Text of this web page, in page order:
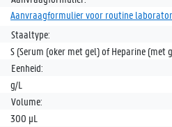
Aanvraagformulier voor routine
Staaltype:
S (Serum (oker met gel) of Heparine (met
Eenheid:
g/L
Volume:
300 µL